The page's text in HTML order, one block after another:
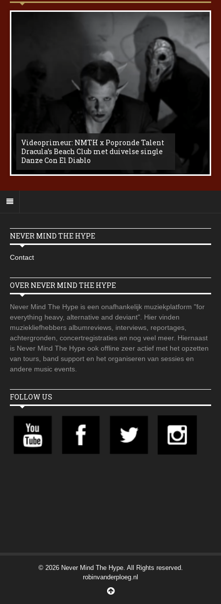
Videoprimeur: NMTH x Popronde Talent
Dracula’s Beach Club met duivelse single
Danze Con El Diablo
NEVER MIND THE HYPE
Contact
OVER NEVER MIND THE HYPE
Never Mind The Hype is een onafhankelijk muziekplatform "for
everything heavy, alternative and deviant". Hier vinden
muziekliefhebbers albumreviews, interviews, reportages,
achtergronden, concertregistraties en nog veel meer. Hiernaast
is Never Mind The Hype ook offline zeer actief met het opzetten
van tours, band support en het organiseren van sessies en
andere music events.
FOLLOW US
© 2026 Never Mind The Hype. All Rights reserved.
robinvanderploeg.nl